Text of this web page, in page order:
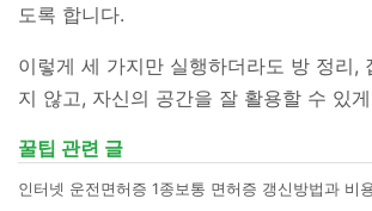
도록 합니다.
이렇게 세 가지만 실행하더라도 방 정리,
지 않고, 자신의 공간을 잘 활용할 수 있
꿀팁 관련 글
인터넷 운전면허증 1종보통 면허증 갱신방법과 비